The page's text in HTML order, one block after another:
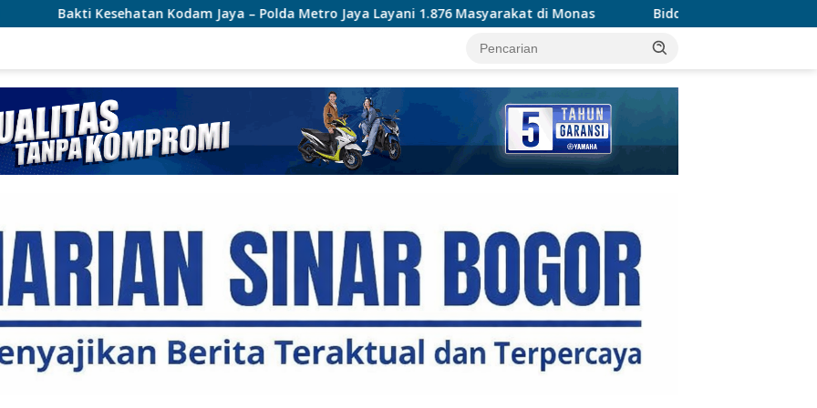
Jaya – Polda Metro Jaya Layani 1.876 Masyarakat di Monas Biddokkes Polda Metro Jaya Kerahkan Tim Keslap